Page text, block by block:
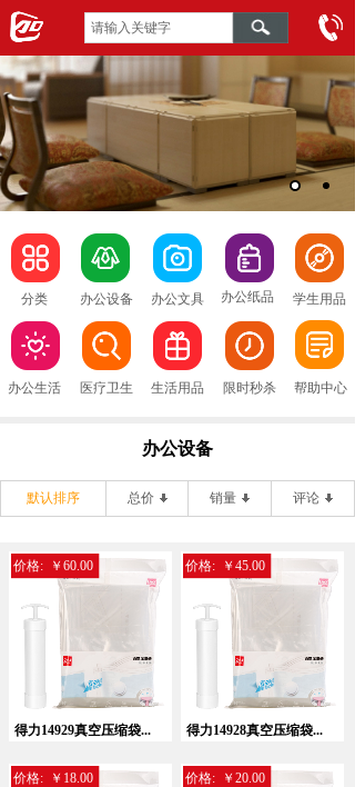
分类 办公设备 办公文具 办公纸品 学生用品
限时秒杀 帮助中心
办公生活 生活用品
医疗卫生
办公设备
默认排序 总价 销量 评论
得力14929真空压缩袋...
价格: ￥60.00
得力14928真空压缩袋...
价格: ￥45.00
价格: ￥18.00 价格: ￥20.00